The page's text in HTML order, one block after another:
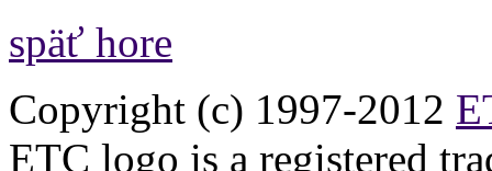
späť hore
Copyright (c) 1997-2012
ETC logo is a registered